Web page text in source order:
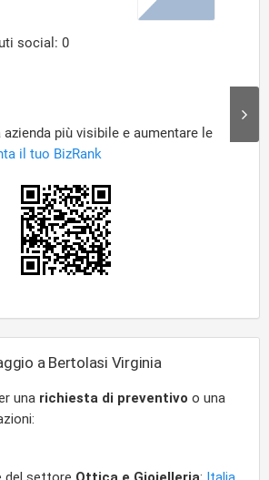
a Bertolasi Virginia
una richiesta di preventivo o una